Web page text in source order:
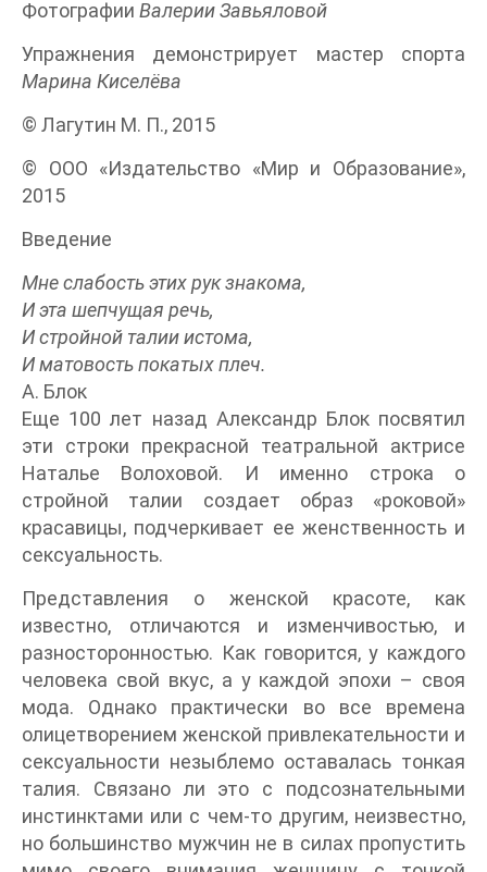
Фотографии Валерии Завьяловой
Упражнения демонстрирует мастер спорта
Марина Киселёва
© Лагутин М. П., 2015
© ООО «Издательство «Мир и Образование»,
2015
Введение
Мне слабость этих рук знакома,
И эта шепчущая речь,
И стройной талии истома,
И матовость покатых плеч.
А. Блок
Еще 100 лет назад Александр Блок посвятил
эти строки прекрасной театральной актрисе
Наталье Волоховой. И именно строка о
стройной талии создает образ «роковой»
красавицы, подчеркивает ее женственность и
сексуальность.
Представления о женской красоте, как
известно, отличаются и изменчивостью, и
разносторонностью. Как говорится, у каждого
человека свой вкус, а у каждой эпохи – своя
мода. Однако практически во все времена
олицетворением женской привлекательности и
сексуальности незыблемо оставалась тонкая
талия. Связано ли это с подсознательными
инстинктами или с чем-то другим, неизвестно,
но большинство мужчин не в силах пропустить